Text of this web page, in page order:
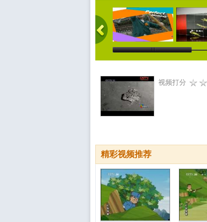
视频打分
精彩视频推荐